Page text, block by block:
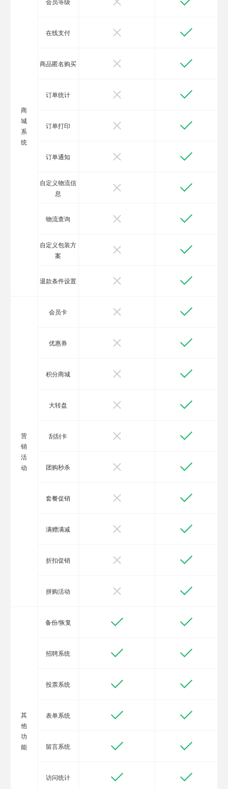
商
城
系
统
在线支付
商品匿名购买
订单统计
订单打印
订单通知
自定义物流信
息
物流查询
自定义包装方
案
退款条件设置
营
销
活
动
会员卡
优惠券
积分商城
大转盘
刮刮卡
团购秒杀
套餐促销
满赠满减
折扣促销
拼购活动
其
他
功
能
备份/恢复
招聘系统
投票系统
表单系统
留言系统
访问统计